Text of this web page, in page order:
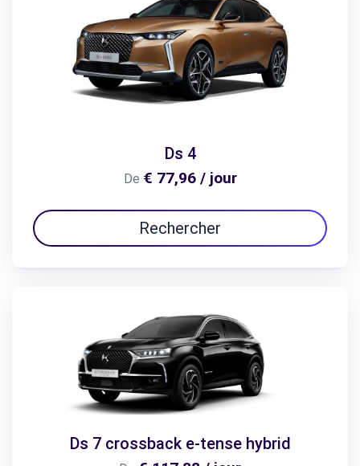
Ds 4
De € 77,96 / jour
Rechercher
Ds 7 crossback e-tense hybrid